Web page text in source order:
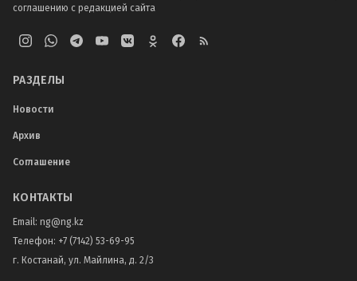
соглашению с редакцией сайта
РАЗДЕЛЫ
Новости
Архив
Соглашение
КОНТАКТЫ
Email: ng@ng.kz
Телефон: +7 (7142) 53-69-95
г. Костанай, ул. Майлина, д. 2/3